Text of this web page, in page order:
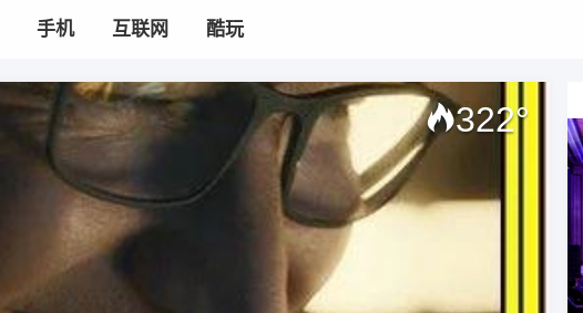
手机 互联网 酷玩
322°